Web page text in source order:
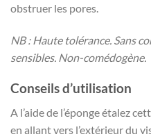
obstruer les pores.
NB : Haute tolérance. Sans
sensibles. Non-comédogène.
Conseils d’utilisation
A l’aide de l’éponge étalez
en allant vers l’extérieur du